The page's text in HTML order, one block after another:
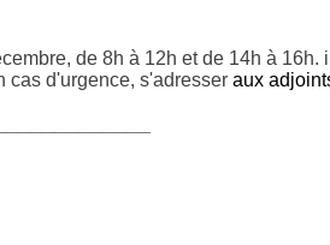
de 8h à 12h et de 14h à 16h.
cas d'urgence, s'adresser aux